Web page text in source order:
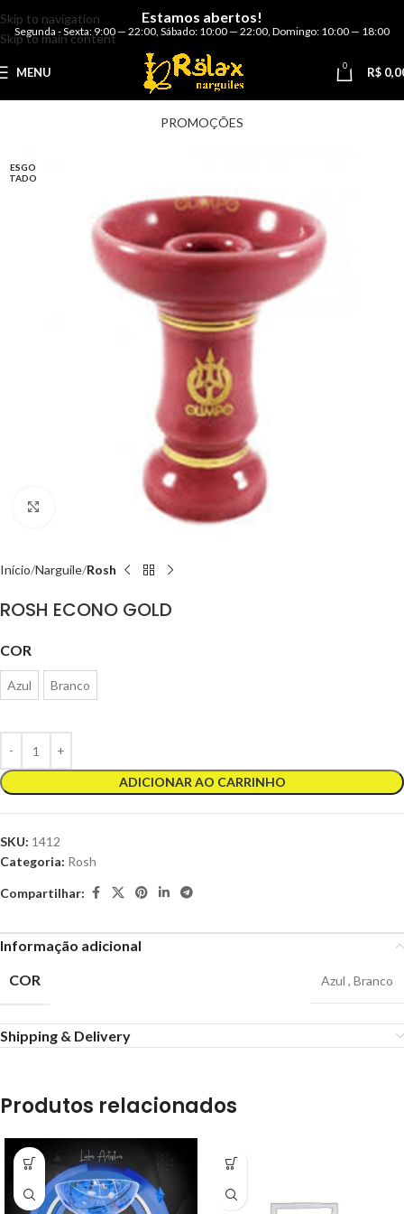
Skip to navigation
Skip to main content
Estamos abertos!
Segunda - Sexta: 9:00 — 22:00 Sábado: 10:00 — 22:00 Domingo: 10:00 — 18:00
MENU 0 R$
PROMOÇÕES
ESGO
TADO
Clique para ampliar
Início Narguile Rosh
ROSH ECONO GOLD
COR
Azul Branco
ADICIONAR AO CARRINHO
SKU: 1412
Categoria: Rosh
Compartilhar:
Informação adicional
COR
Azul , Branco
Shipping & Delivery
Produtos relacionados